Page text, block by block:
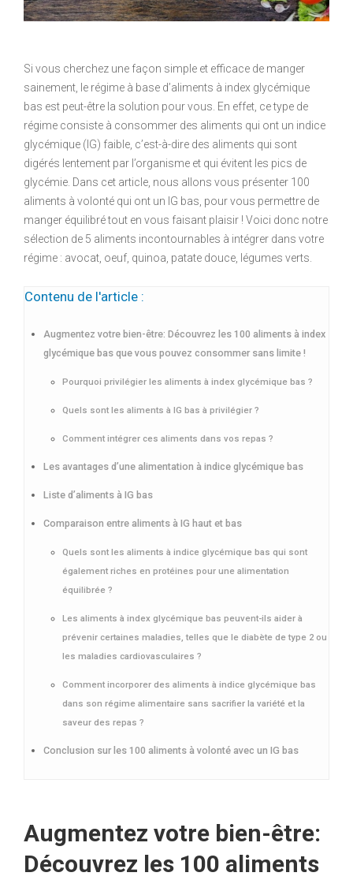
Si vous cherchez une façon simple et efficace de manger
sainement, le régime à base d’aliments à index glycémique
bas est peut-être la solution pour vous. En effet, ce type de
régime consiste à consommer des aliments qui ont un indice
glycémique (IG) faible, c’est-à-dire des aliments qui sont
digérés lentement par l’organisme et qui évitent les pics de
glycémie. Dans cet article, nous allons vous présenter 100
aliments à volonté qui ont un IG bas, pour vous permettre de
manger équilibré tout en vous faisant plaisir ! Voici donc notre
sélection de 5 aliments incontournables à intégrer dans votre
régime : avocat, oeuf, quinoa, patate douce, légumes verts.
Contenu de l'article :
Augmentez votre bien-être: Découvrez les 100 aliments à index
glycémique bas que vous pouvez consommer sans limite !
Pourquoi privilégier les aliments à index glycémique bas ?
Quels sont les aliments à IG bas à privilégier ?
Comment intégrer ces aliments dans vos repas ?
Les avantages d’une alimentation à indice glycémique bas
Liste d’aliments à IG bas
Comparaison entre aliments à IG haut et bas
Quels sont les aliments à indice glycémique bas qui sont
également riches en protéines pour une alimentation
équilibrée ?
Les aliments à index glycémique bas peuvent-ils aider à
prévenir certaines maladies, telles que le diabète de type 2 ou
les maladies cardiovasculaires ?
Comment incorporer des aliments à indice glycémique bas
dans son régime alimentaire sans sacrifier la variété et la
saveur des repas ?
Conclusion sur les 100 aliments à volonté avec un IG bas
Augmentez votre bien-être:
Découvrez les 100 aliments